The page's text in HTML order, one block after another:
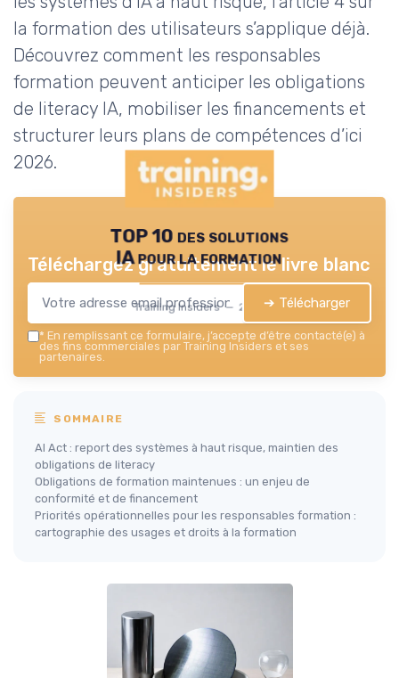
la formation des utilisateurs s’applique déjà.
Découvrez comment les responsables
formation peuvent anticiper les obligations
de literacy IA, mobiliser les financements et
structurer leurs plans de compétences d’ici
2026.
TOP 10 des solutions
IA pour la formation
Training Insiders — 2026
Téléchargez gratuitement le livre blanc
➔ Télécharger
* En remplissant ce formulaire, j’accepte d’être contacté(e) à
des fins commerciales par Training Insiders et ses
partenaires.
SOMMAIRE
AI Act : report des systèmes à haut risque, maintien des
obligations de literacy
Obligations de formation maintenues : un enjeu de
conformité et de financement
Priorités opérationnelles pour les responsables formation :
cartographie des usages et droits à la formation